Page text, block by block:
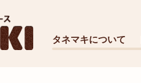
タネマキについて